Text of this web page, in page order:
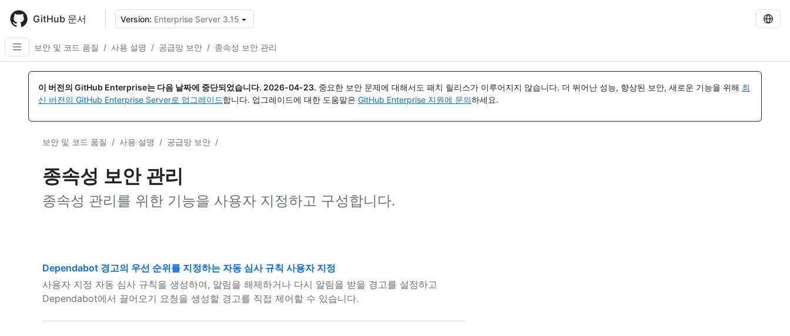
main
content
GitHub 문서 Version: Enterprise Server 3.15
보안 및 코드 품질
/ 사용 설명 / 공급망 보안 / 종속성 보안 관리
이 버전의 GitHub Enterprise는 다음 날짜에 중단되었습니다. 2026-04-23. 중요한 보안 문제에 대해서도 패치 릴리스가 이루어지지 않습니다. 더 뛰어난 성능, 향상된 보안, 새로운 기능을 위해 최
신 버전의 GitHub Enterprise Server로 업그레이드합니다. 업그레이드에 대한 도움말은 GitHub Enterprise 지원에 문의하세요.
보안 및 코드 품질 / 사용 설명 / 공급망 보안 /
종속성 보안 관리
종속성 관리를 위한 기능을 사용자 지정하고 구성합니다.
Dependabot 경고의 우선 순위를 지정하는 자동 심사 규칙 사용자 지정
사용자 지정 자동 심사 규칙을 생성하여, 알림을 해제하거나 다시 알림을 받을 경고를 설정하고
Dependabot에서 끌어오기 요청을 생성할 경고를 직접 제어할 수 있습니다.